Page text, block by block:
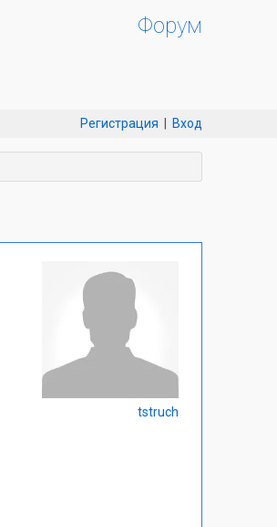
Форум
Регистрация Вход
tstruch